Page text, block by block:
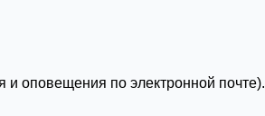
оповещения по электронной почте).